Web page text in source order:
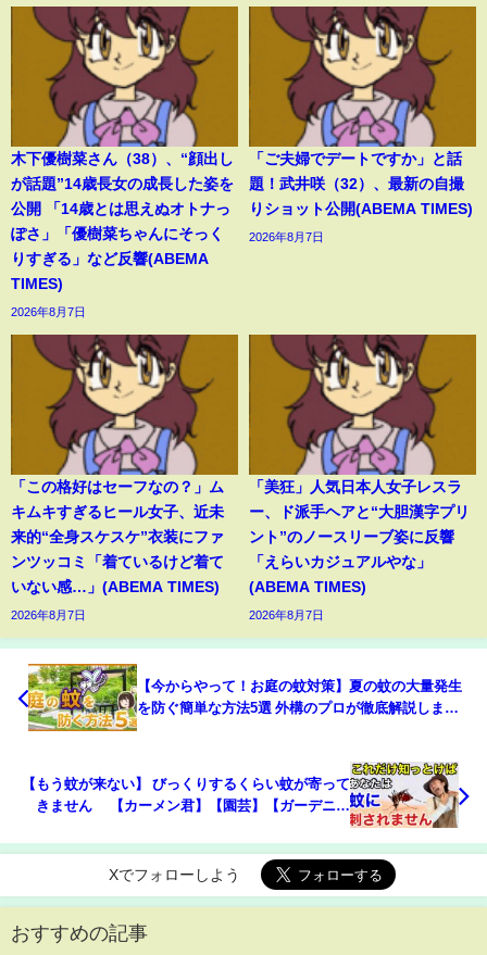
木下優樹菜さん（38）、“顔出し
が話題”14歳長女の成長した姿を
公開 「14歳とは思えぬオトナっ
ぽさ」「優樹菜ちゃんにそっく
りすぎる」など反響(ABEMA
TIMES)
2026年8月7日
「ご夫婦でデートですか」と話
題！武井咲（32）、最新の自撮
りショット公開(ABEMA TIMES)
2026年8月7日
「この格好はセーフなの？」ム
キムキすぎるヒール女子、近未
来的“全身スケスケ”衣装にファ
ンツッコミ「着ているけど着て
いない感…」(ABEMA TIMES)
2026年8月7日
「美狂」人気日本人女子レスラ
ー、ド派手ヘアと“大胆漢字プリ
ント”のノースリーブ姿に反響
「えらいカジュアルやな」
(ABEMA TIMES)
2026年8月7日
【今からやって！お庭の蚊対策】夏の蚊の大量発生
を防ぐ簡単な方法5選 外構のプロが徹底解説しま
【もう蚊が来ない】 びっくりするくらい蚊が寄って
きません 【カーメン君】【園芸】【ガーデニン
Xでフォローしよう
おすすめの記事